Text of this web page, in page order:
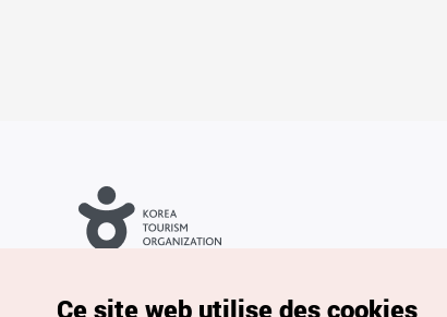
Pour les rapports d'erreurs et demandes de renseignements,
adressez vos demandes à
Ce site web utilise des cookies